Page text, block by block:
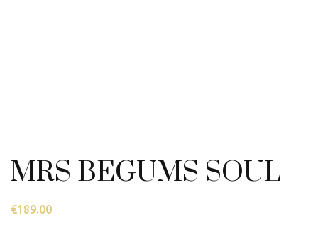
MRS BEGUMS SOUL
€189.00